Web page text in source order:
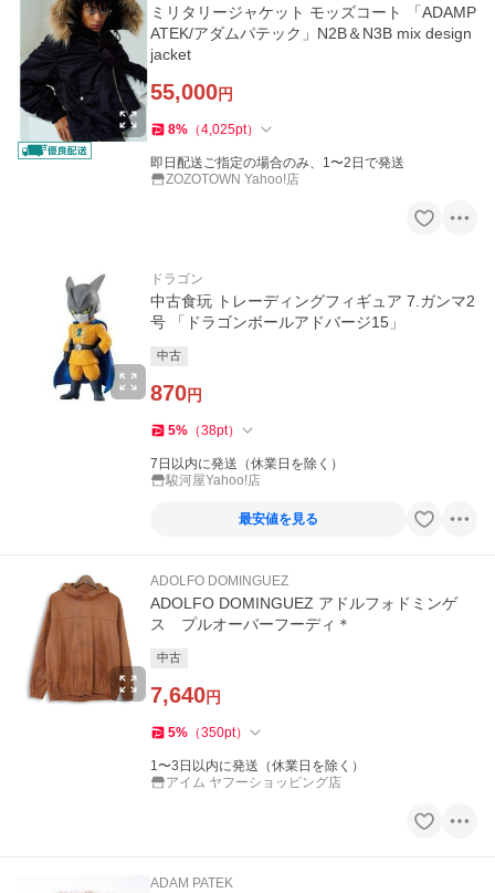
ミリタリージャケット モッズコート 「ADAMP
ATEK/アダムパテック」N2B＆N3B mix design
jacket
55,000円
8% （4,025pt）
即日配送ご指定の場合のみ、1〜2日で発送
ZOZOTOWN Yahoo!店
ドラゴン
中古食玩 トレーディングフィギュア 7.ガンマ2
号 「ドラゴンボールアドバージ15」
中古
870円
5% （38pt）
7日以内に発送（休業日を除く）
駿河屋Yahoo!店
最安値を見る
ADOLFO DOMINGUEZ
ADOLFO DOMINGUEZ アドルフォドミンゲ
ス プルオーバーフーディ＊
中古
7,640円
5% （350pt）
1〜3日以内に発送（休業日を除く）
アイム ヤフーショッピング店
ADAM PATEK